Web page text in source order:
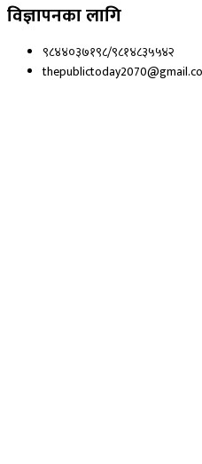
विज्ञापनका लागि
९८४४०३७१९८/९८१४८३५५४२